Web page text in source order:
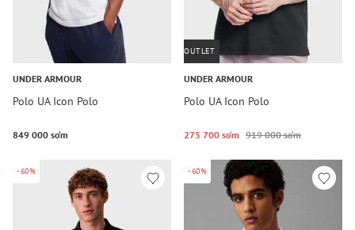
UNDER ARMOUR
Polo UA Icon Polo
849 000 so‘m
OUTLET
UNDER ARMOUR
Polo UA Icon Polo
275 700 so‘m 919 000 so‘m
-60% -60%